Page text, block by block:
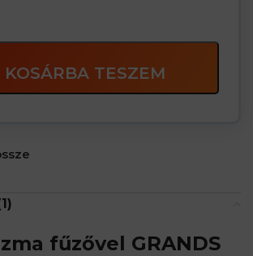
KOSÁRBA TESZEM
fűzővel GRANDS